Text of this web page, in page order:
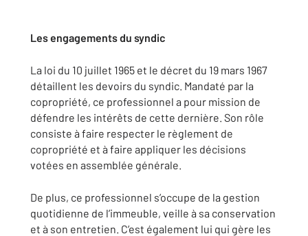
Les engagements du syndic
La loi du 10 juillet 1965 et le décret du 19 mars 1967
détaillent les devoirs du syndic. Mandaté par la
copropriété, ce professionnel a pour mission de
défendre les intérêts de cette dernière. Son rôle
consiste à faire respecter le règlement de
copropriété et à faire appliquer les décisions
votées en assemblée générale.
De plus, ce professionnel s’occupe de la gestion
quotidienne de l’immeuble, veille à sa conservation
et à son entretien. C’est également lui qui gère les